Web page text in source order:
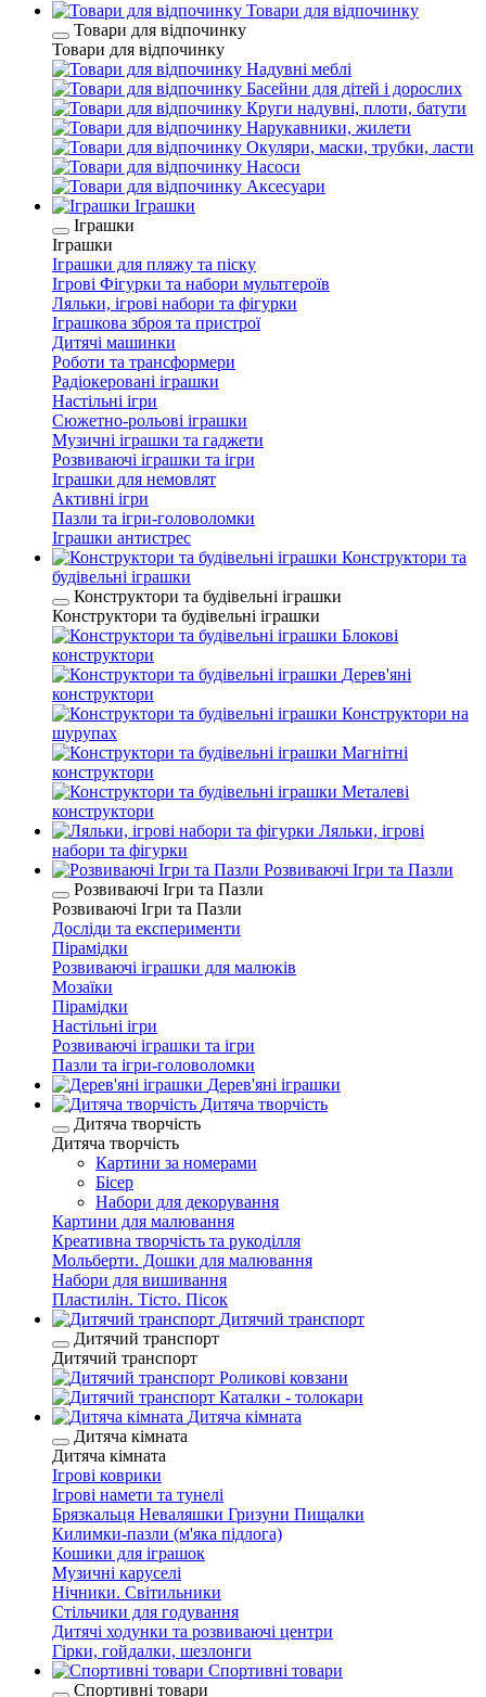
Товари для відпочинку
Товари для відпочинку
Товари для відпочинку
Надувні меблі
Басейни для дітей і дорослих
Круги надувні, плоти, батути
Нарукавники, жилети
Окуляри, маски, трубки, ласти
Насоси
Аксесуари
Іграшки
Іграшки
Іграшки
Іграшки для пляжу та піску
Ігрові Фігурки та набори мультгероїв
Ляльки, ігрові набори та фігурки
Іграшкова зброя та пристрої
Дитячі машинки
Роботи та трансформери
Радіокеровані іграшки
Настільні ігри
Сюжетно-рольові іграшки
Музичні іграшки та гаджети
Розвиваючі іграшки та ігри
Іграшки для немовлят
Активні ігри
Пазли та ігри-головоломки
Іграшки антистрес
Конструктори та
будівельні іграшки
Конструктори та будівельні іграшки
Конструктори та будівельні іграшки
Блокові
конструктори
Дерев'яні
конструктори
Конструктори на
шурупах
Магнітні
конструктори
Металеві
конструктори
Ляльки, ігрові
набори та фігурки
Розвиваючі Ігри та Пазли
Розвиваючі Ігри та Пазли
Розвиваючі Ігри та Пазли
Досліди та експерименти
Пірамідки
Розвиваючі іграшки для малюків
Мозаїки
Пірамідки
Настільні ігри
Розвиваючі іграшки та ігри
Пазли та ігри-головоломки
Дерев'яні іграшки
Дитяча творчість
Дитяча творчість
Дитяча творчість
Картини за номерами
Бісер
Набори для декорування
Картини для малювання
Креативна творчість та рукоділля
Мольберти. Дошки для малювання
Набори для вишивання
Пластилін. Тісто. Пісок
Дитячий транспорт
Дитячий транспорт
Дитячий транспорт
Роликові ковзани
Каталки - толокари
Дитяча кімната
Дитяча кімната
Дитяча кімната
Ігрові коврики
Ігрові намети та тунелі
Брязкальця Неваляшки Гризуни Пищалки
Килимки-пазли (м'яка підлога)
Кошики для іграшок
Музичні каруселі
Нічники. Світильники
Стільчики для годування
Дитячі ходунки та розвиваючі центри
Гірки, гойдалки, шезлонги
Спортивні товари
Спортивні товари